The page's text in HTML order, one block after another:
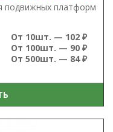
подвижных платформ
От 10шт. — 102 ₽
От 100шт. — 90 ₽
От 500шт. — 84 ₽